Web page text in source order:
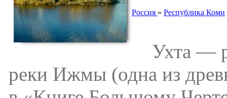
Россия »Республика Коми
Ухта —
реки Ижмы (одна из